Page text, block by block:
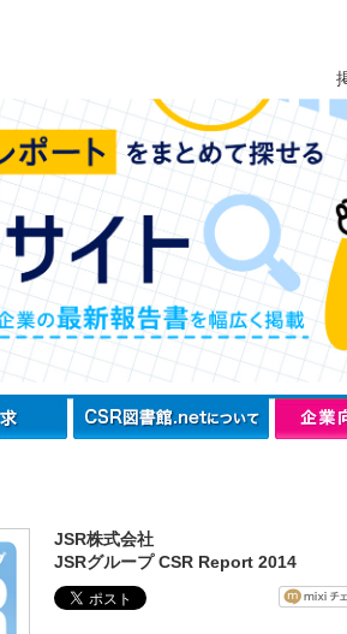
JSR株式会社
JSRグループ CSR Report 2014